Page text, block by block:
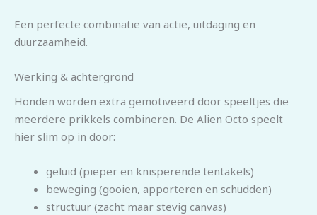
Een perfecte combinatie van actie, uitdaging en
duurzaamheid.
Werking & achtergrond
Honden worden extra gemotiveerd door speeltjes die
meerdere prikkels combineren. De Alien Octo speelt
hier slim op in door:
geluid (pieper en knisperende tentakels)
beweging (gooien, apporteren en schudden)
structuur (zacht maar stevig canvas)